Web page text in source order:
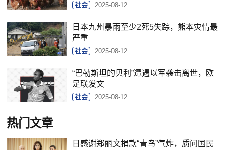
社会 2025-08-12
日本九州暴雨至少2死5失踪，熊本灾情最
严重
社会 2025-08-12
“巴勒斯坦的贝利”遭遇以军袭击离世，欧
足联发文
社会 2025-08-12
热门文章
日感谢郑丽文捐款“青鸟”气炸，质问国民